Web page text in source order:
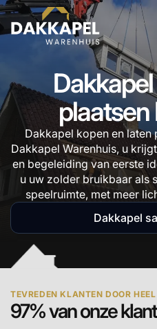
plaatsen
Dakkapel kopen en laten
Dakkapel Warenhuis, u
en begeleiding van eerste
u uw zolder bruikbaar als
speelruimte, met meer
Dakkapel
TEVREDEN KLANTEN DOOR
97% van onze